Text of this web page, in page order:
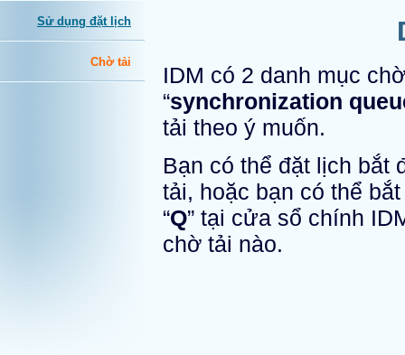
Sử dụng đặt lịch
Chờ tải
IDM có 2 danh mục
“synchronization
tải theo ý muốn.
Bạn có thể đặt lịch bắt
tải, hoặc bạn có thể
“Q” tại cửa sổ chính
chờ tải nào.